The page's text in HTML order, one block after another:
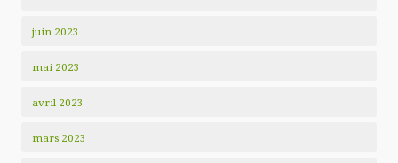
juin 2023
mai 2023
avril 2023
mars 2023